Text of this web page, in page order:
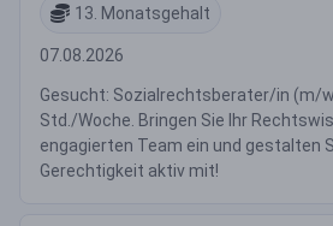
13. Monatsgehalt
07.08.2026
Gesucht: Sozialrechtsberater/in (m/
Std./Woche. Bringen Sie Ihr
engagierten Team ein und gestalten
Gerechtigkeit aktiv mit!